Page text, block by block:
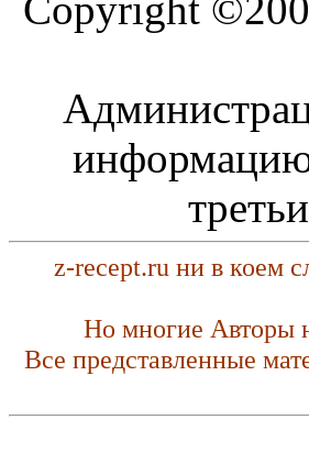
z-recept.ru ни в коем
Но многие Авторы
Все представленные